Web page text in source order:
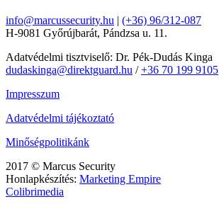
info@marcussecurity.hu | (+36) 96/312-087
H-9081 Győrújbarát, Pándzsa u. 11.
Adatvédelmi tisztviselő: Dr. Pék-Dudás Kinga
dudaskinga@direktguard.hu /+36 70 199 9105
Impresszum
Adatvédelmi tájékoztató
Minőségpolitikánk
2017 © Marcus Security
Honlapkészítés: Marketing Empire
Colibrimedia